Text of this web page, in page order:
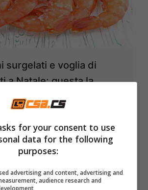
surgelati e voglia di
a Natale: questa la
per rendere felici tutti
for your consent to use
data for the following
purposes:
advertising and content, advertising and
audience research and